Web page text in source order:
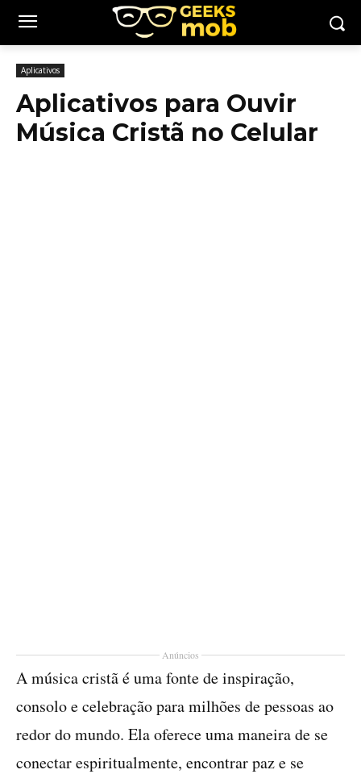
Aplicativos
Aplicativos para Ouvir
Música Cristã no Celular
Anúncios
A música cristã é uma fonte de inspiração,
consolo e celebração para milhões de pessoas ao
redor do mundo. Ela oferece uma maneira de se
conectar espiritualmente, encontrar paz e se